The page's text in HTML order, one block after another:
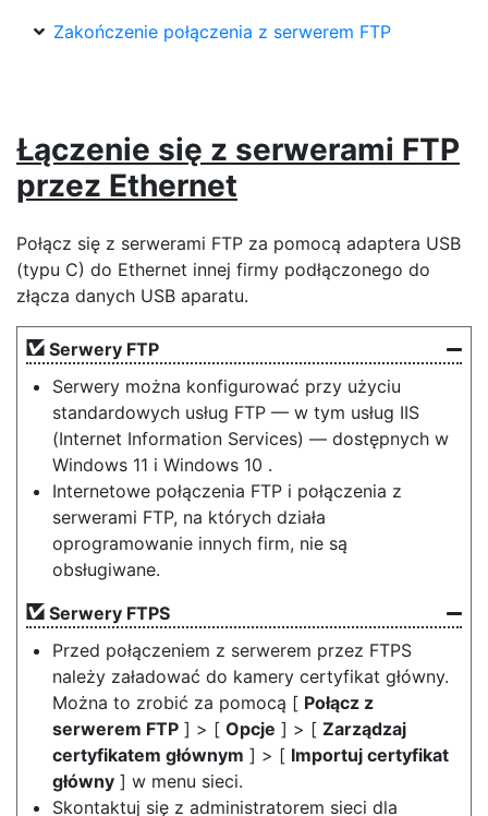
Zakończenie połączenia z serwerem FTP
Łączenie się z serwerami FTP
przez Ethernet
Połącz się z serwerami FTP za pomocą adaptera USB
(typu C) do Ethernet innej firmy podłączonego do
złącza danych USB aparatu.
Serwery FTP
Serwery można konfigurować przy użyciu
standardowych usług FTP — w tym usług IIS
(Internet Information Services) — dostępnych w
Windows 11 i Windows 10 .
Internetowe połączenia FTP i połączenia z
serwerami FTP, na których działa
oprogramowanie innych firm, nie są
obsługiwane.
Serwery FTPS
Przed połączeniem z serwerem przez FTPS
należy załadować do kamery certyfikat główny.
Można to zrobić za pomocą [ Połącz z
serwerem FTP ] > [ Opcje ] > [ Zarządzaj
certyfikatem głównym ] > [ Importuj certyfikat
główny ] w menu sieci.
Skontaktuj się z administratorem sieci dla